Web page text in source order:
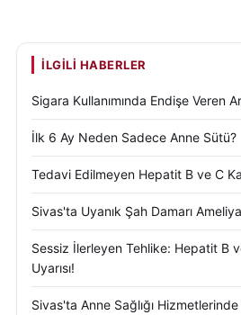
İLGILI HABERLER
Sigara Kullanımında Endişe Veren
İlk 6 Ay Neden Sadece Anne Sütü?
Tedavi Edilmeyen Hepatit B ve C
Sivas'ta Uyanık Şah Damarı
Sessiz İlerleyen Tehlike: Hepatit B
Uyarısı!
Sivas'ta Anne Sağlığı